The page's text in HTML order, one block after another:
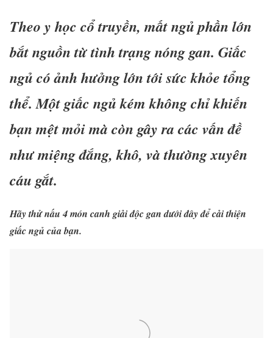
Theo y học cổ truyền, mất ngủ phần lớn
bắt nguồn từ tình trạng nóng gan. Giấc
ngủ có ảnh hưởng lớn tới sức khỏe tổng
thể. Một giấc ngủ kém không chỉ khiến
bạn mệt mỏi mà còn gây ra các vấn đề
như miệng đắng, khô, và thường xuyên
cáu gắt.
Hãy thử nấu 4 món canh giải độc gan dưới đây để cải thiện
giấc ngủ của bạn.